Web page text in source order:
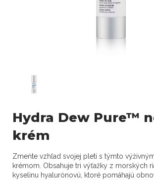
Hydra Dew Pure™
krém
Zmeňte vzhľad svojej pleti s týmto
krémom. Obsahuje tri výťažky z morských
kyselinu hyalurónovú, ktoré pomáhajú